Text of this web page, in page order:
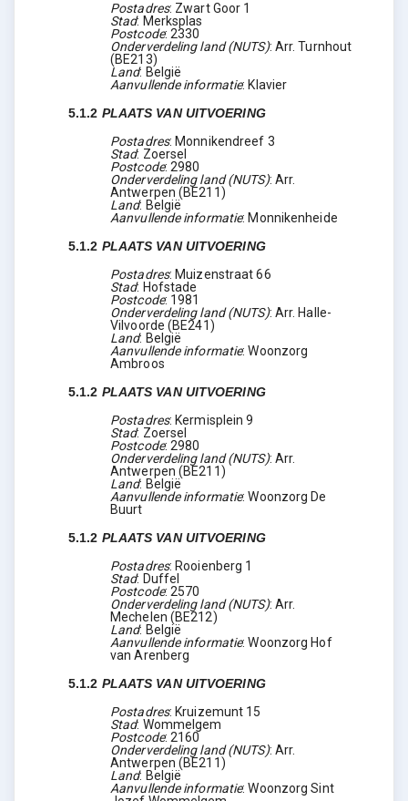
Postadres: Zwart Goor 1
Stad: Merksplas
Postcode:2330
Onderverdeling land (NUTS): Arr. Turnhout
(BE213)
Land: België
Aanvullende informatie: Klavier
5.1.2 PLAATS VAN UITVOERING
Postadres: Monnikendreef 3
Stad: Zoersel
Postcode:2980
Onderverdeling land (NUTS): Arr.
Antwerpen (BE211)
Land: België
Aanvullende informatie: Monnikenheide
5.1.2 PLAATS VAN UITVOERING
Postadres: Muizenstraat 66
Stad: Hofstade
Postcode: 1981
Onderverdeling land (NUTS): Arr. Halle-
Vilvoorde (BE241)
Land: België
Aanvullende informatie:Woonzorg
Ambroos
5.1.2 PLAATS VAN UITVOERING
Postadres: Kermisplein 9
Stad: Zoersel
Postcode:2980
Onderverdeling land (NUTS): Arr.
Antwerpen (BE211)
Land: België
Aanvullende informatie:Woonzorg De
Buurt
5.1.2 PLAATS VAN UITVOERING
Postadres: Rooienberg 1
Stad: Duffel
Postcode:2570
Onderverdeling land (NUTS): Arr.
Mechelen (BE212)
Land: België
Aanvullende informatie:Woonzorg Hof
van Arenberg
5.1.2 PLAATS VAN UITVOERING
Postadres: Kruizemunt 15
Stad: Wommelgem
Postcode:2160
Onderverdeling land (NUTS): Arr.
Antwerpen (BE211)
Land: België
Aanvullende informatie:Woonzorg Sint